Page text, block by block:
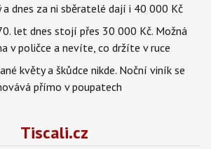
a dnes za ni sběratelé dají i 40 000 Kč
let dnes stojí přes 30 000 Kč. Možná
v poličce a nevíte, co držíte v ruce
květy a škůdce nikde. Noční viník se
přímo v poupatech
Tiscali.cz